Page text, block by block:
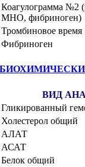
Коагулограмма №2
МНО, фибриноген)
Тромбиновое время
Фибриноген
ВИД
Гликированный
Холестерол общий
АЛАТ
АСАТ
Белок общий